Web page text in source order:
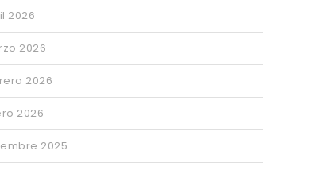
2026
2026
2026
2026
2025